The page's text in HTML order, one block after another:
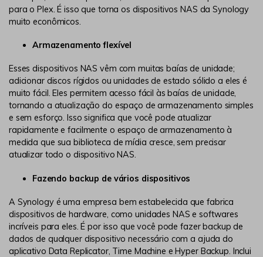
para o Plex. É isso que torna os dispositivos NAS da Synology
muito econômicos.
Armazenamento flexível
Esses dispositivos NAS vêm com muitas baías de unidade;
adicionar discos rígidos ou unidades de estado sólido a eles é
muito fácil. Eles permitem acesso fácil às baías de unidade,
tornando a atualização do espaço de armazenamento simples
e sem esforço. Isso significa que você pode atualizar
rapidamente e facilmente o espaço de armazenamento à
medida que sua biblioteca de mídia cresce, sem precisar
atualizar todo o dispositivo NAS.
Fazendo backup de vários dispositivos
A Synology é uma empresa bem estabelecida que fabrica
dispositivos de hardware, como unidades NAS e softwares
incríveis para eles. É por isso que você pode fazer backup de
dados de qualquer dispositivo necessário com a ajuda do
aplicativo Data Replicator, Time Machine e Hyper Backup. Inclui